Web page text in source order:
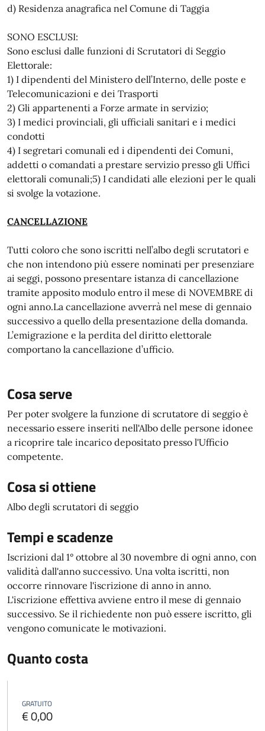
d) Residenza anagrafica nel Comune di Taggia
SONO ESCLUSI:
Sono esclusi dalle funzioni di Scrutatori di Seggio
Elettorale:
1) I dipendenti del Ministero dell’Interno, delle poste e
Telecomunicazioni e dei Trasporti
2) Gli appartenenti a Forze armate in servizio;
3) I medici provinciali, gli ufficiali sanitari e i medici
condotti
4) I segretari comunali ed i dipendenti dei Comuni,
addetti o comandati a prestare servizio presso gli Uffici
elettorali comunali;5) I candidati alle elezioni per le quali
si svolge la votazione.
CANCELLAZIONE
Tutti coloro che sono iscritti nell’albo degli scrutatori e
che non intendono più essere nominati per presenziare
ai seggi, possono presentare istanza di cancellazione
tramite apposito modulo entro il mese di NOVEMBRE di
ogni anno.La cancellazione avverrà nel mese di gennaio
successivo a quello della presentazione della domanda.
L’emigrazione e la perdita del diritto elettorale
comportano la cancellazione d’ufficio.
Cosa serve
Per poter svolgere la funzione di scrutatore di seggio è
necessario essere inseriti nell'Albo delle persone idonee
a ricoprire tale incarico depositato presso l'Ufficio
competente.
Cosa si ottiene
Albo degli scrutatori di seggio
Tempi e scadenze
Iscrizioni dal 1° ottobre al 30 novembre di ogni anno, con
validità dall'anno successivo. Una volta iscritti, non
occorre rinnovare l'iscrizione di anno in anno.
L'iscrizione effettiva avviene entro il mese di gennaio
successivo. Se il richiedente non può essere iscritto, gli
vengono comunicate le motivazioni.
Quanto costa
GRATUITO
€ 0,00